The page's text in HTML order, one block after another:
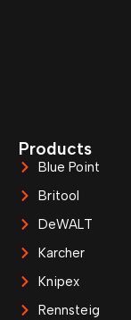
Products
Blue Point
Britool
DeWALT
Karcher
Knipex
Rennsteig